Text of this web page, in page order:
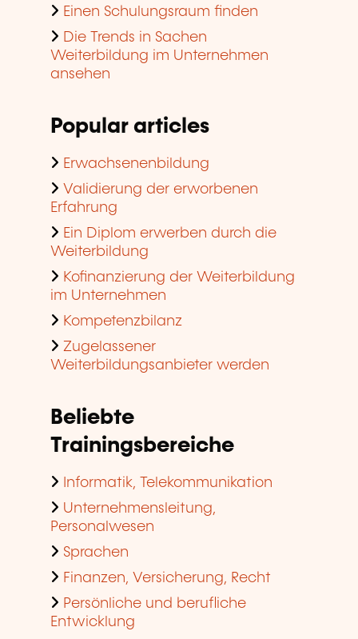
Einen Schulungsraum finden
Die Trends in Sachen
Weiterbildung im Unternehmen
ansehen
Popular articles
Erwachsenenbildung
Validierung der erworbenen
Erfahrung
Ein Diplom erwerben durch die
Weiterbildung
Kofinanzierung der Weiterbildung
im Unternehmen
Kompetenzbilanz
Zugelassener
Weiterbildungsanbieter werden
Beliebte
Trainingsbereiche
Informatik, Telekommunikation
Unternehmensleitung,
Personalwesen
Sprachen
Finanzen, Versicherung, Recht
Persönliche und berufliche
Entwicklung